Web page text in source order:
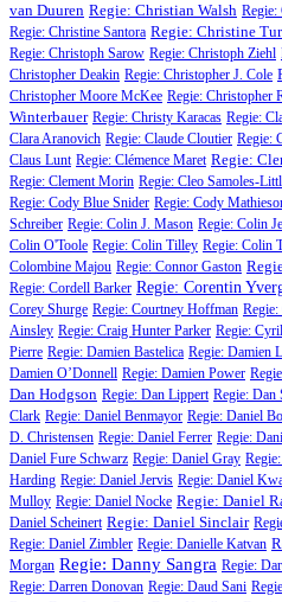
van Duuren Regie: Christian Walsh Regie:
Regie: Christine Santora Regie: Christine
Regie: Christoph Sarow Regie: Christoph Ziehl
Christopher Deakin Regie: Christopher J. Cole
Christopher Moore McKee Regie: Christopher
Winterbauer Regie: Christy Karacas Regie:
Clara Aranovich Regie: Claude Cloutier Regie:
Claus Lunt Regie: Clémence Maret Regie:
Regie: Clement Morin Regie: Cleo Samoles-
Regie: Cody Blue Snider Regie: Cody
Schreiber Regie: Colin J. Mason Regie: Colin
Colin O'Toole Regie: Colin Tilley Regie: Colin
Colombine Majou Regie: Connor Gaston
Regie: Cordell Barker Regie: Corentin
Corey Shurge Regie: Courtney Hoffman
Ainsley Regie: Craig Hunter Parker Regie:
Pierre Regie: Damien Bastelica Regie: Damien
Damien O’Donnell Regie: Damien Power
Dan Hodgson Regie: Dan Lippert Regie: Dan
Clark Regie: Daniel Benmayor Regie: Daniel
D. Christensen Regie: Daniel Ferrer Regie:
Daniel Fure Schwarz Regie: Daniel Gray
Harding Regie: Daniel Jervis Regie: Daniel
Mulloy Regie: Daniel Nocke Regie: Daniel
Daniel Scheinert Regie: Daniel Sinclair
Regie: Daniel Zimbler Regie: Danielle Katvan
Morgan Regie: Danny Sangra Regie:
Regie: Darren Donovan Regie: Daud Sani